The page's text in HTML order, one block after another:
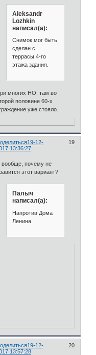
Aleksandr
Lozhkin
написал(а):
Снимок мог быть
сделан с
террасы 4-го
этажа здания.
многих НО, там во
половине 60-х
уже стояло.
19
19-12-
13:36:27
вообще, почему не
этот вариант?
Палыч
написал(а):
Напротив Дома
Ленина.
20
19-12-
13:57:28